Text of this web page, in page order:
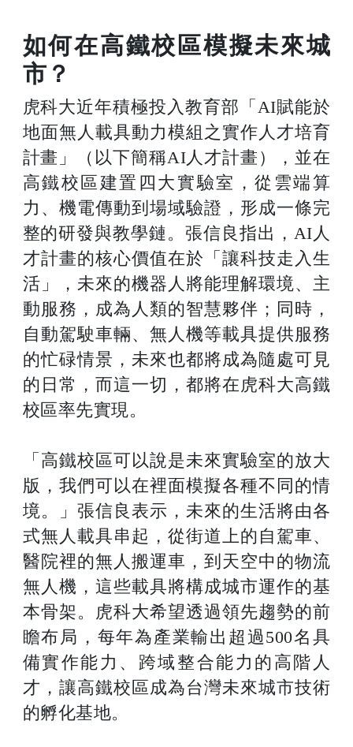
如何在高鐵校區模擬未來城
市？
虎科大近年積極投入教育部「AI賦能於
地面無人載具動力模組之實作人才培育
計畫」（以下簡稱AI人才計畫），並在
高鐵校區建置四大實驗室，從雲端算
力、機電傳動到場域驗證，形成一條完
整的研發與教學鏈。張信良指出，AI人
才計畫的核心價值在於「讓科技走入生
活」，未來的機器人將能理解環境、主
動服務，成為人類的智慧夥伴；同時，
自動駕駛車輛、無人機等載具提供服務
的忙碌情景，未來也都將成為隨處可見
的日常，而這一切，都將在虎科大高鐵
校區率先實現。
「高鐵校區可以說是未來實驗室的放大
版，我們可以在裡面模擬各種不同的情
境。」張信良表示，未來的生活將由各
式無人載具串起，從街道上的自駕車、
醫院裡的無人搬運車，到天空中的物流
無人機，這些載具將構成城市運作的基
本骨架。虎科大希望透過領先趨勢的前
瞻布局，每年為產業輸出超過500名具
備實作能力、跨域整合能力的高階人
才，讓高鐵校區成為台灣未來城市技術
的孵化基地。